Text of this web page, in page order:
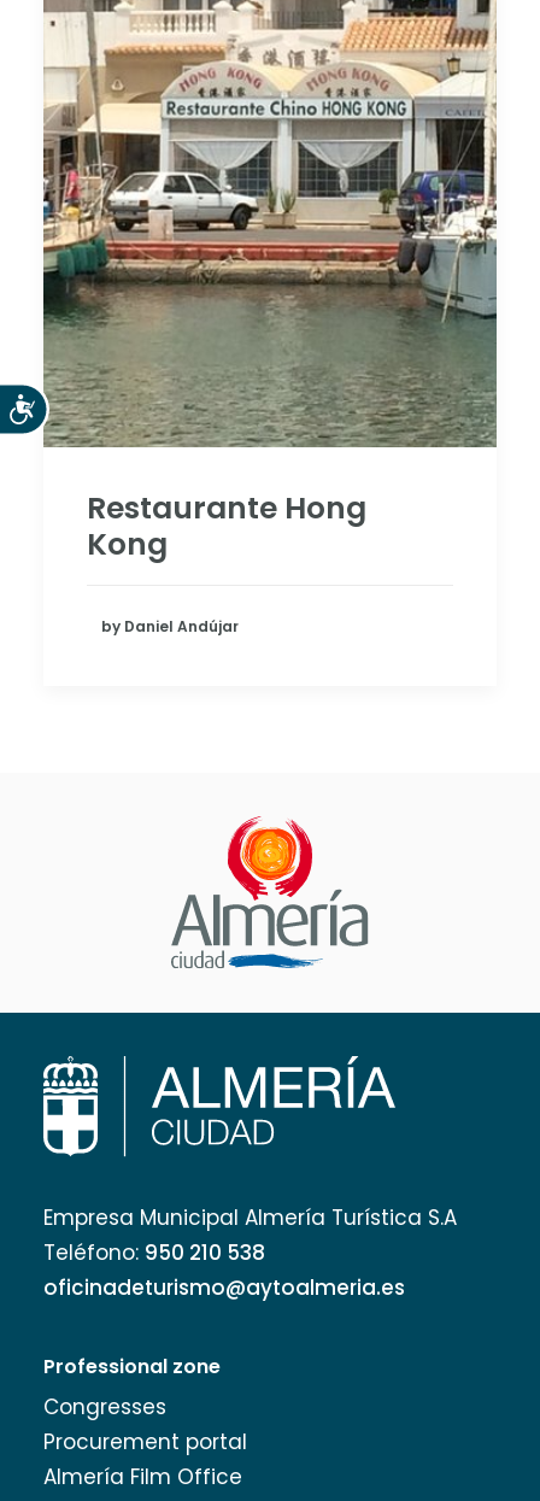
Accesibilidad
Restaurante Hong
Kong
by Daniel Andújar
Empresa Municipal Almería Turística S.A
Teléfono: 950 210 538
oficinadeturismo@aytoalmeria.es
Professional zone
Congresses
Procurement portal
Almería Film Office